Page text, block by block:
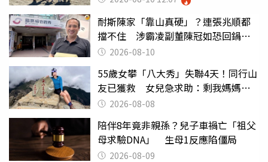
耐斯陳家「靠山真硬」？連張兆順都
擋不住 涉霸凌副董陳冠如恐回鍋國
票證2026-08-10
55歲女攀「八大秀」失聯4天！同行山
友已獲救 女兒急求助：剩我媽媽還
沒找到
2026-08-08
陪伴8年竟非親孫？兒子車禍亡「祖父
母求驗DNA」 生母1反應陷僵局
2026-08-09